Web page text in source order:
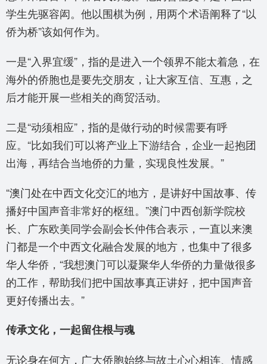
学生先驱容闳。他以围棋为例，用两个术语阐释了“以
侨为桥”该如何作为。
一是“入界宜缓”，指的是进入一个领界不能太着急，在
海外的侨胞也是要先交朋友，让大家互信、互惠，之
后才能开展一些相关的商贸活动。
二是“动须相应”，指的是做行动的时候需要有呼
应。“比如我们可以将产业上下游结合，企业一起抱团
出海，再结合当地侨的力量，实现良性发展。”
“澳门处在中西文化交汇的地方，是讲好中国故事、传
播好中国声音非常好的枢纽。”澳门中西创新学院校
长、广东欧美同学会副会长仲伟合表示，一直以来澳
门都是一个中西文化融合发展的地方，也集中了很多
华人华侨，“我想澳门可以凝聚华人华侨的力量做很多
的工作，帮助我们把中国故事真正讲好，把中国声音
更好传播出去。”
传承文化，一起留住根与魂
无论身在何方，广大侨胞始终与故土心心相连、情感